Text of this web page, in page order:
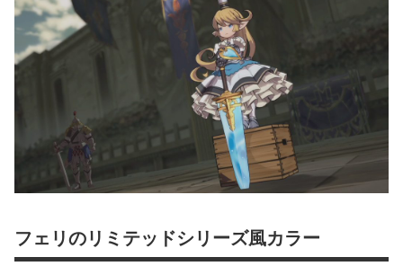
フェリのリミテッドシリーズ風カラー